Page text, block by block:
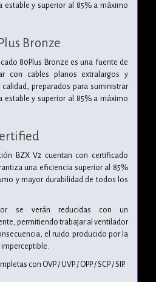
estable y superior al 85% a máximo
Bronze
80Plus Bronze es una fuente de
con cables planos extralargos y
preparados para suministrar
estable y superior al 85% a máximo
BZX V2 cuentan con certificado
una eficiencia superior al 85%
y mayor durabilidad de todos los
se verán reducidas con un
permitiendo trabajar al ventilador
el ruido producido por la
con OVP / UVP / OPP / SCP / SIP.